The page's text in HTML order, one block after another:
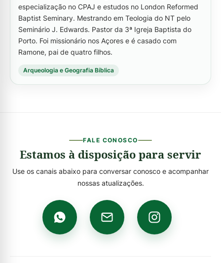
especialização no CPAJ e estudos no London Reformed
Baptist Seminary. Mestrando em Teologia do NT pelo
Seminário J. Edwards. Pastor da 3ª Igreja Baptista do
Porto. Foi missionário nos Açores e é casado com
Ramone, pai de quatro filhos.
Arqueologia e Geografia Bíblica
FALE CONOSCO
Estamos à disposição para servir
Use os canais abaixo para conversar conosco e acompanhar
nossas atualizações.